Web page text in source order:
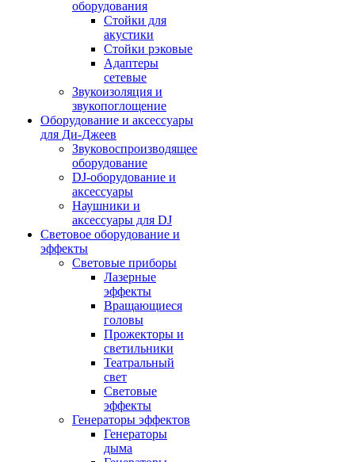
оборудования
Стойки для
акустики
Стойки рэковые
Адаптеры
сетевые
Звукоизоляция и
звукопоглощение
Оборудование и аксессуары
для Ди-Джеев
Звуковоспроизводящее
оборудование
DJ-оборудование и
аксессуары
Наушники и
аксессуары для DJ
Световое оборудование и
эффекты
Световые приборы
Лазерные
эффекты
Вращающиеся
головы
Прожекторы и
светильники
Театральный
свет
Световые
эффекты
Генераторы эффектов
Генераторы
дыма